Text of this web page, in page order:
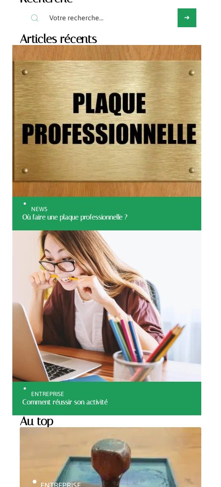
Articles récents
NEWS
Où faire une plaque professionnelle ?
ENTREPRISE
Comment réussir son activité
Au top
ENTREPRISE